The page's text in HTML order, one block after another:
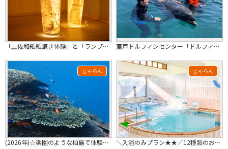
「土佐和紙紙漉き体験」と「ランプシェード」づくり体験～自分で漉いた和紙でオリジナ... 室戸ドルフィンセンター「ドルフィンスイムコース」タクシープラン★2027/3/31発まで★
(2026年)☆楽園のような柏島で体験ダイビング!☆【高知県】少人数制なのでしっ...
じゃらん
＼入浴のみプラン★★／12種類のお風呂に癒されよう！【「高知IC」からすぐ！】
じゃらん